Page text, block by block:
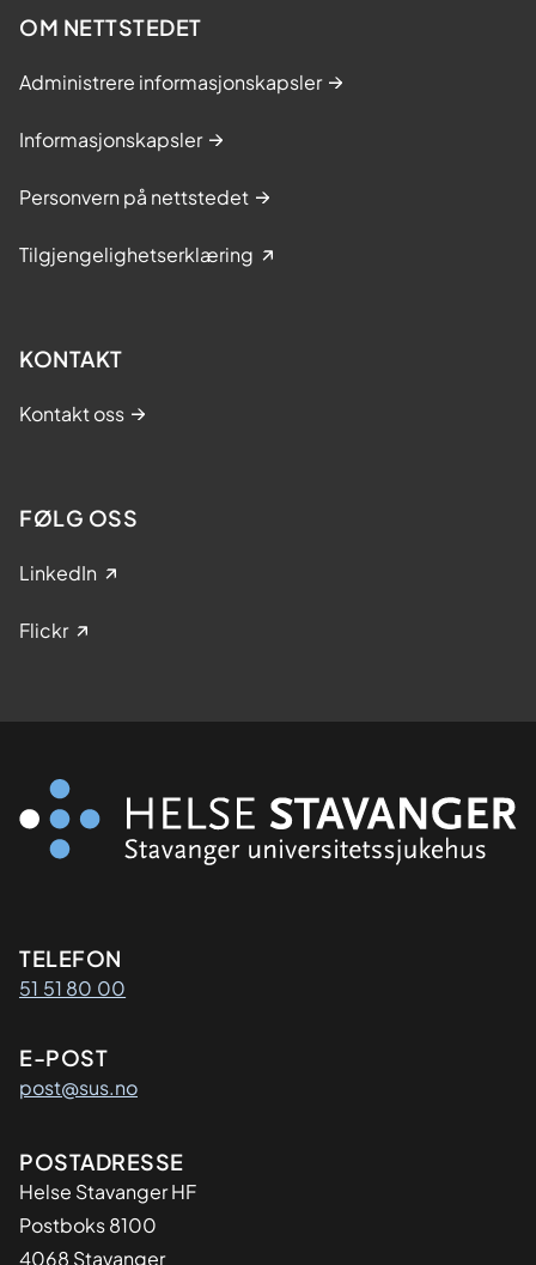
OM NETTSTEDET
Administrere informasjonskapsler
Informasjonskapsler
Personvern på nettstedet
Tilgjengelighetserklæring
KONTAKT
Kontakt oss
FØLG OSS
LinkedIn
Flickr
Kontaktinformasjon
TELEFON
51 51 80 00
E-POST
post@sus.no
Adresse
POSTADRESSE
Helse Stavanger HF
Postboks 8100
4068 Stavanger